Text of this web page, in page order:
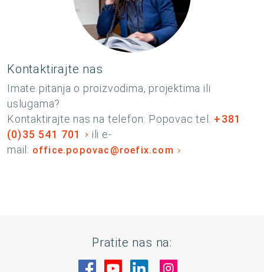
Kontaktirajte nas
Imate pitanja o proizvodima, projektima ili
uslugama?
Kontaktirajte nas na telefon: Popovac tel. +381
(0)35 541 701
ili e-
mail: office.popovac@roefix.com
Pratite nas na:
Posetite nas na Facebook
Posetite nas na YouTube
Posetite nas na